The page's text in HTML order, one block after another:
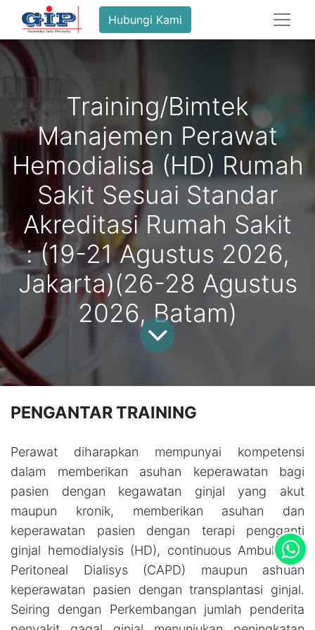
Hubungi Kami
Training/Bimtek
Manajemen Perawat
Hemodialisa (HD) Rumah
Sakit Sesuai Standar
Akreditasi Rumah Sakit
: (19-21 Agustus 2026,
Jakarta)(26-28 Agustus
2026, Batam)
PENGANTAR TRAINING
Perawat diharapkan mempunyai kompetensi
dalam memberikan asuhan keperawatan bagi
pasien dengan kegawatan ginjal yang akut
maupun kronik, memberikan asuhan dan
keperawatan pasien dengan terapi pengganti
ginjal hemodialysis (HD), continuous Ambulatory
Peritoneal Dialisys (CAPD) maupun ashuan
keperawatan pasien dengan transplantasi ginjal.
Seiring dengan Perkembangan jumlah penderita